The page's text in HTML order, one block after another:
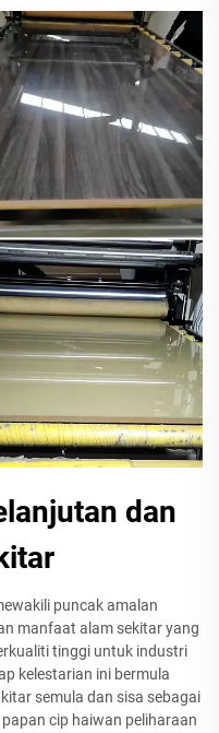
dan
puncak amalan
manfaat alam sekitar yang
tinggi untuk industri
kelestarian ini bermula
semula dan sisa sebagai
cip haiwan peliharaan